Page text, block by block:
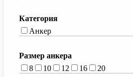
Категория
Анкер
Размер анкера
8
10 12 16 20